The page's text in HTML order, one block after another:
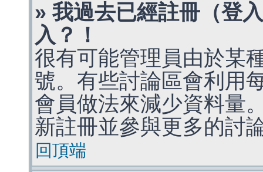
» 我過去已經註冊（登
入？！
很有可能管理員由於某
號。有些討論區會利用
會員做法來減少資料量
新註冊並參與更多的討
回頂端